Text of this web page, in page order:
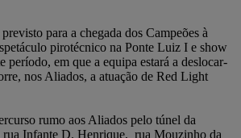
para a chegada dos Campeões à
pirotécnico na Ponte Luiz I e show
período, em que a equipa estará a deslocar-
nos Aliados, a atuação de Red Light
rumo aos Aliados pelo túnel da
rua Infante D. Henrique, rua Mouzinho da